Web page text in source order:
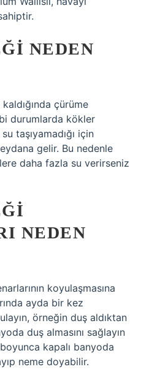
NEDEN
çürüme
durumlarda kökler
taşıyamadığı için
gelir. Bu nedenle
daha fazla su verirseniz
NEDEN
koyulaşmasına
ayda bir kez
örneğin duş aldıktan
duş almasını sağlayın
kapalı banyoda
neme doyabilir.